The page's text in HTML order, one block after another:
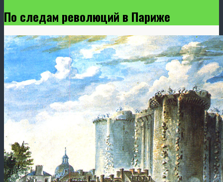
По следам революций в Париже